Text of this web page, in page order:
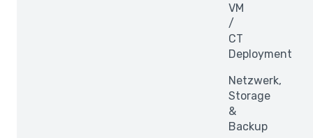
VM
/
CT
Deployment
Netzwerk,
Storage
&
Backup